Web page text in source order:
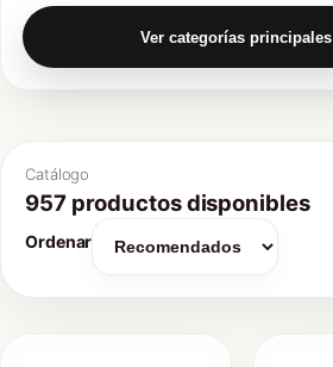
Ver categorías principales
Catálogo
957 productos disponibles
Ordenar